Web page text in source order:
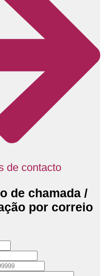
de contacto
de chamada /
por correio